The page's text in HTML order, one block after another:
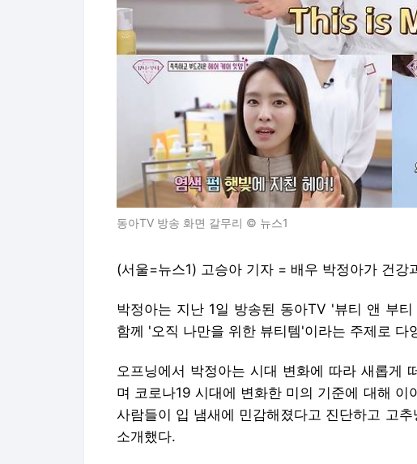
동아TV 방송 화면 갈무리 © 뉴스1
(서울=뉴스1) 고승아 기자 = 배우 박정아가 건강
박정아는 지난 1일 방송된 동아TV '뷰티 앤 부
함께 '오직 나만을 위한 뷰티템'이라는 주제로 다
오프닝에서 박정아는 시대 변화에 따라 새롭게
며 코로나19 시대에 변화한 미의 기준에 대해 이
사람들이 입 냄새에 민감해졌다고 진단하고 고
소개했다.